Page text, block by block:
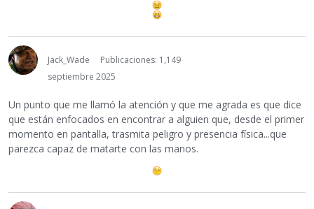
Jack_Wade
Publicaciones: 1,149
septiembre 2025
Un punto que me llamó la atención y que me agrada es que dice
que están enfocados en encontrar a alguien que, desde el primer
momento en pantalla, trasmita peligro y presencia física...que
parezca capaz de matarte con las manos.